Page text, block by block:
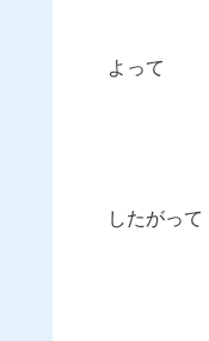
よって
したがって